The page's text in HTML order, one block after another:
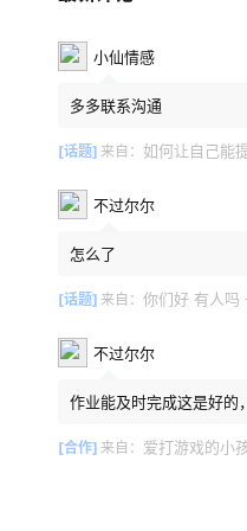
小仙情感
多多联系沟通
[话题] 来自： 如何让自己能
不过尔尔
怎么了
[话题] 来自： 你们好 有人吗
不过尔尔
作业能及时完成这是好的
孩都爱玩手机这是正常的
[合作] 来自： 爱打游戏的小